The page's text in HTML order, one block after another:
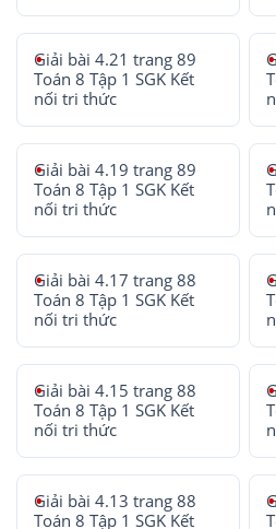
Giải bài 4.21 trang 89
Toán 8 Tập 1 SGK Kết
nối tri thức
Giải bài 4.19 trang 89
Toán 8 Tập 1 SGK Kết
nối tri thức
Giải bài 4.17 trang 88
Toán 8 Tập 1 SGK Kết
nối tri thức
Giải bài 4.15 trang 88
Toán 8 Tập 1 SGK Kết
nối tri thức
Giải bài 4.13 trang 88
Toán 8 Tập 1 SGK Kết